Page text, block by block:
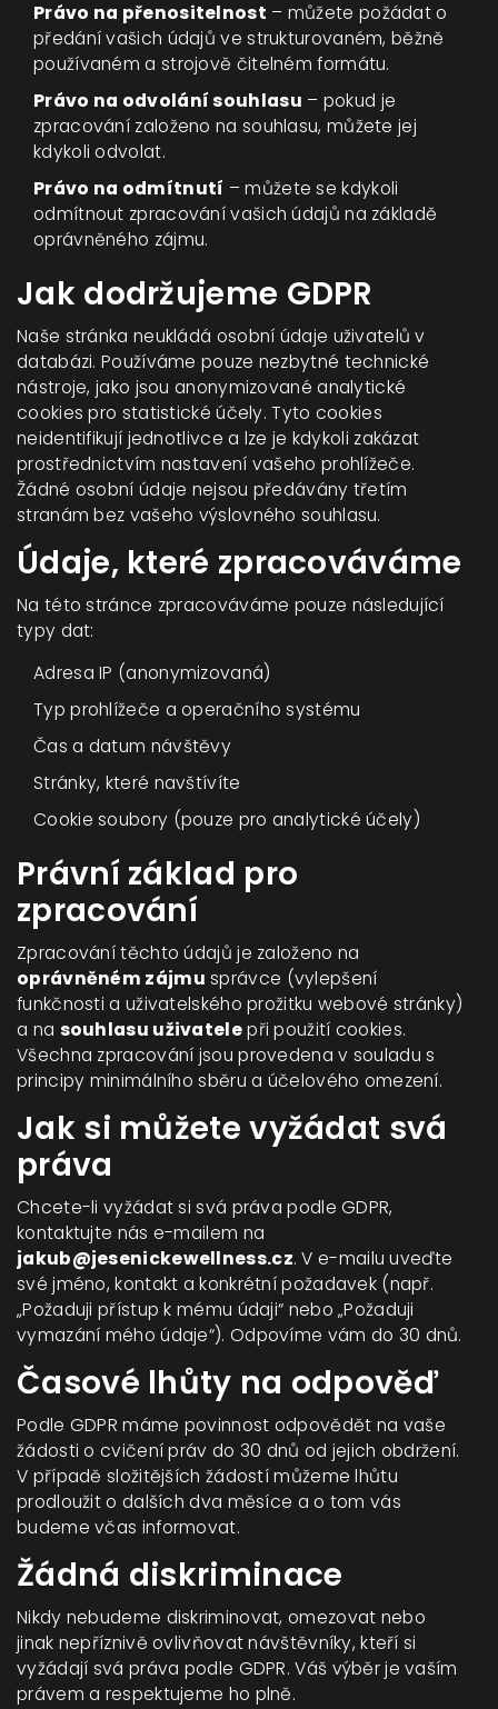
Právo na přenositelnost – můžete požádat o
předání vašich údajů ve strukturovaném, běžně
používaném a strojově čitelném formátu.
Právo na odvolání souhlasu – pokud je
zpracování založeno na souhlasu, můžete jej
kdykoli odvolat.
Právo na odmítnutí – můžete se kdykoli
odmítnout zpracování vašich údajů na základě
oprávněného zájmu.
Jak dodržujeme GDPR
Naše stránka neukládá osobní údaje uživatelů v
databázi. Používáme pouze nezbytné technické
nástroje, jako jsou anonymizované analytické
cookies pro statistické účely. Tyto cookies
neidentifikují jednotlivce a lze je kdykoli zakázat
prostřednictvím nastavení vašeho prohlížeče.
Žádné osobní údaje nejsou předávány třetím
stranám bez vašeho výslovného souhlasu.
Údaje, které zpracováváme
Na této stránce zpracováváme pouze následující
typy dat:
Adresa IP (anonymizovaná)
Typ prohlížeče a operačního systému
Čas a datum návštěvy
Stránky, které navštívíte
Cookie soubory (pouze pro analytické účely)
Právní základ pro
zpracování
Zpracování těchto údajů je založeno na
oprávněném zájmu správce (vylepšení
funkčnosti a uživatelského prožitku webové stránky)
a na souhlasu uživatelepři použití cookies.
Všechna zpracování jsou provedena v souladu s
principy minimálního sběru a účelového omezení.
Jak si můžete vyžádat svá
práva
Chcete-li vyžádat si svá práva podle GDPR,
kontaktujte nás e-mailem na
jakub@jesenickewellness.cz. V e-mailu uveďte
své jméno, kontakt a konkrétní požadavek (např.
„Požaduji přístup k mému údaji“ nebo „Požaduji
vymazání mého údaje“). Odpovíme vám do 30 dnů.
Časové lhůty na odpověď
Podle GDPR máme povinnost odpovědět na vaše
žádosti o cvičení práv do 30 dnů od jejich obdržení.
V případě složitějších žádostí můžeme lhůtu
prodloužit o dalších dva měsíce a o tom vás
budeme včas informovat.
Žádná diskriminace
Nikdy nebudeme diskriminovat, omezovat nebo
jinak nepříznivě ovlivňovat návštěvníky, kteří si
vyžádají svá práva podle GDPR. Váš výběr je vaším
právem a respektujeme ho plně.